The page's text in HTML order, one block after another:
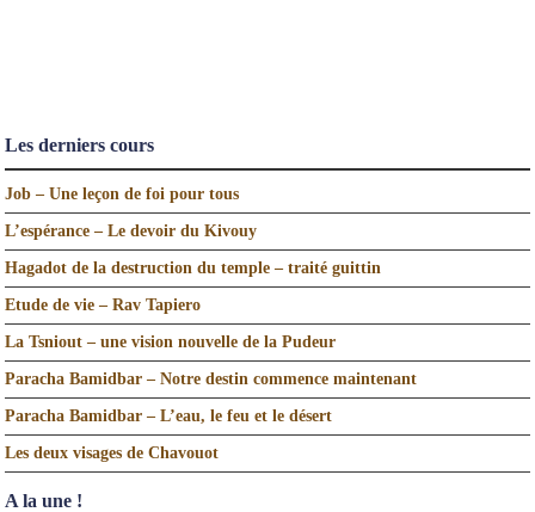
Les derniers cours
Job – Une leçon de foi pour tous
L’espérance – Le devoir du Kivouy
Hagadot de la destruction du temple – traité guittin
Etude de vie – Rav Tapiero
La Tsniout – une vision nouvelle de la Pudeur
Paracha Bamidbar – Notre destin commence maintenant
Paracha Bamidbar – L’eau, le feu et le désert
Les deux visages de Chavouot
A la une !